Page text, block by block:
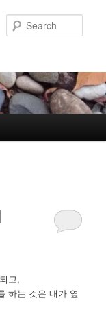
고,
하는 것은 내가 옆